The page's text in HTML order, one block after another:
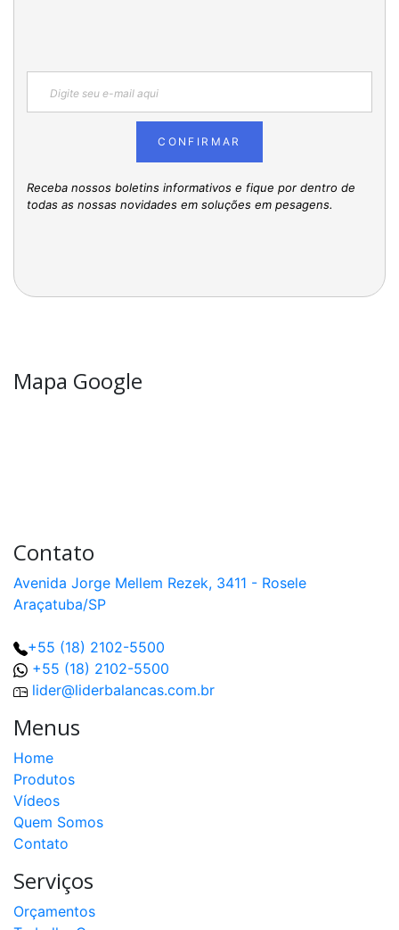
CONFIRMAR
Receba nossos boletins informativos e fique por dentro de
todas as nossas novidades em soluções em pesagens.
Mapa Google
Contato
Avenida Jorge Mellem Rezek, 3411 - Rosele
Araçatuba/SP
+55 (18) 2102-5500
+55 (18) 2102-5500
lider@liderbalancas.com.br
Menus
Home
Produtos
Vídeos
Quem Somos
Contato
Serviços
Orçamentos